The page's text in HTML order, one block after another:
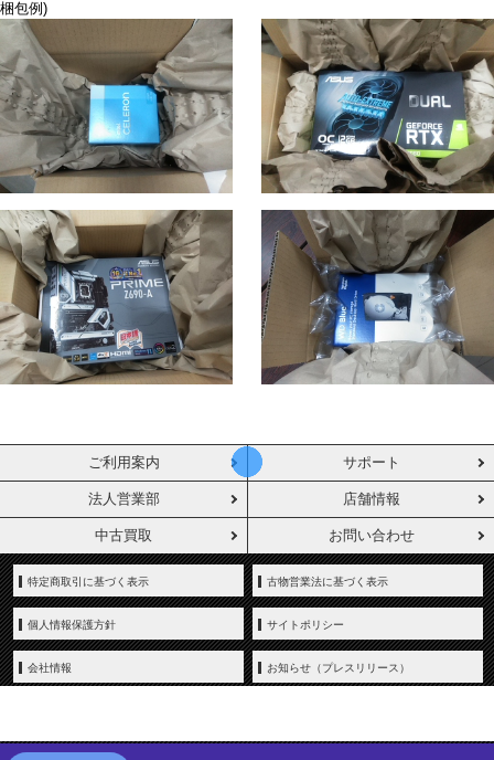
梱包例)
ご利用案内 サポート
法人営業部 店舗情報
中古買取 お問い合わせ
特定商取引に基づく表示 古物営業法に基づく表示
個人情報保護方針 サイトポリシー
会社情報 お知らせ（プレスリリース）